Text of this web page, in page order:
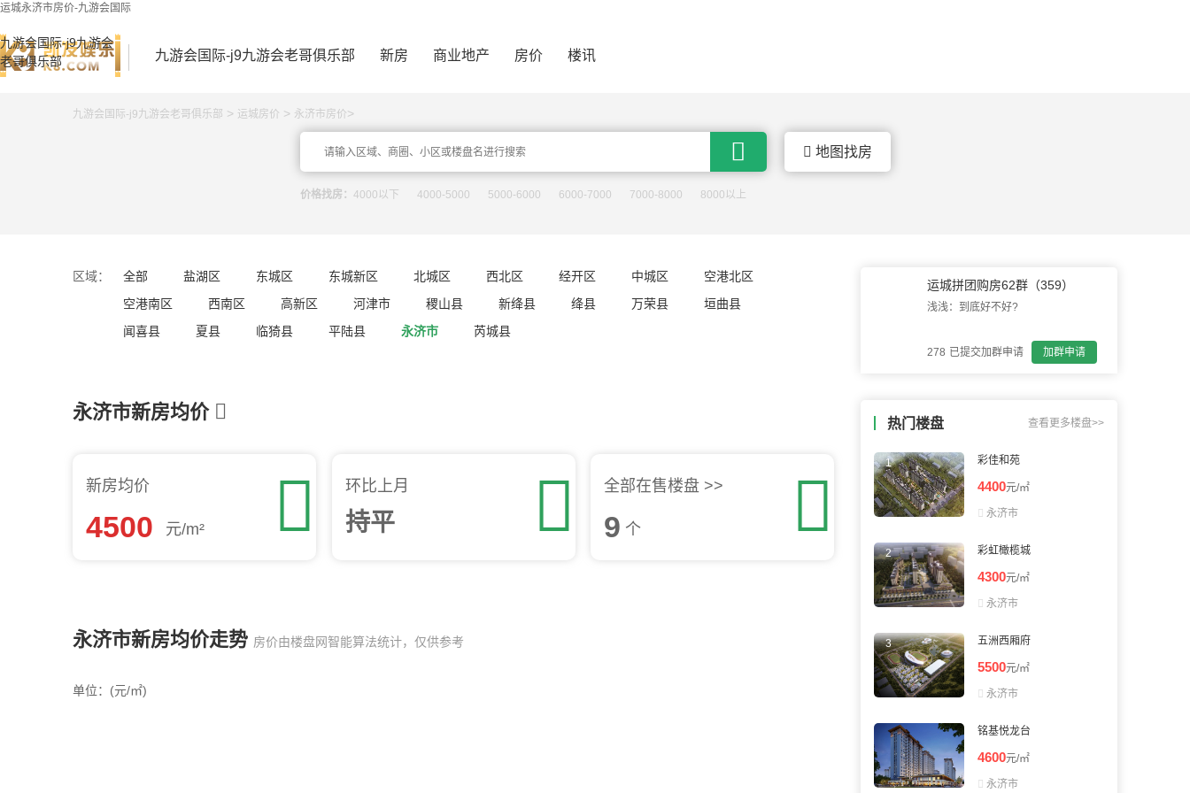
运城永济市房价-九游会国际
九游会国际-j9九游会
老哥俱乐部
九游会国际-j9九游会老哥俱乐部 新房 商业地产 房价 楼讯
九游会国际-j9九游会老哥俱乐部 > 运城房价 > 永济市房价>
  地图找房
价格找房： 4000以下 4000-5000 5000-6000 6000-7000 7000-8000 8000以上
区域： 全部 盐湖区 东城区 东城新区 北城区 西北区 经开区 中城区
空港北区
空港南区
西南区 高新区 河津市 稷山县 新绛县 绛县 万荣县
垣曲县
闻喜县
夏县 临猗县 平陆县 永济市 芮城县
永济市新房均价 
新房均价
4500 元/m²  环比上月
持平  全部在售楼盘 >>
9 个 
永济市新房均价走势 房价由楼盘网智能算法统计，仅供参考
单位：(元/㎡)
运城拼团购房62群（359）
浅浅：到底好不好?
零：周边环境设施怎么样?
英雄：我去看过，很齐全。
大头：也可以直接咨询置业管家。
蓝天：上周我已经签合同了。
278 已提交加群申请 加群申请
热门楼盘 查看更多楼盘>>
彩佳和苑
4400元/㎡
 永济市
彩虹橄榄城
4300元/㎡
 永济市
五洲西厢府
5500元/㎡
 永济市
铭基悦龙台
4600元/㎡
 永济市